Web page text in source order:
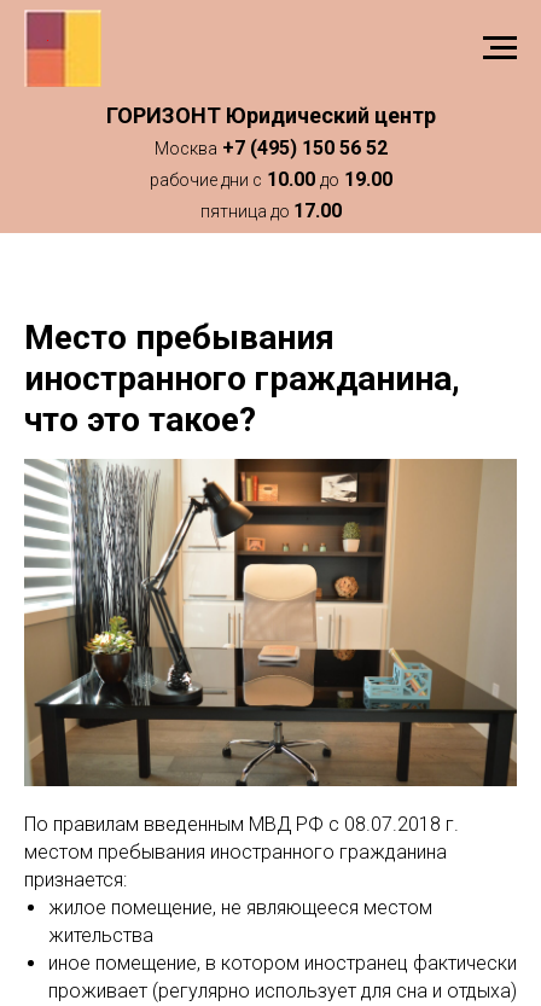
ГОРИЗОНТ Юридический центр
Москва +7 (495) 150 56 52
рабочие дни с 10.00 до 19.00
пятница до 17.00
Место пребывания
иностранного гражданина,
что это такое?
По правилам введенным МВД РФ с 08.07.2018 г.
местом пребывания иностранного гражданина
признается:
жилое помещение, не являющееся местом
жительства
иное помещение, в котором иностранец фактически
проживает (регулярно использует для сна и отдыха)